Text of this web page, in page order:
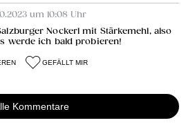
um 10:08 Uhr
Nockerl mit Stärkemehl, also
werde ich bald probieren!
GEFÄLLT MIR
Kommentare